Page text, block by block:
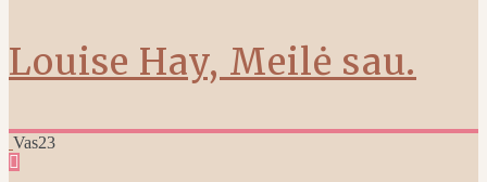
Louise Hay, Meilė sau.
Vas23